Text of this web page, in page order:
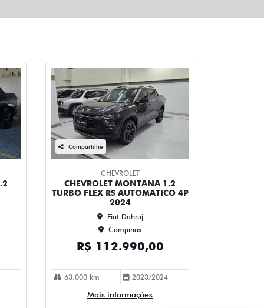
Compartilhe
CHEVROLET
CHEVROLET MONTANA 1.2
TURBO FLEX RS AUTOMATICO 4P
2024
Fiat Dahruj
Campinas
R$ 112.990,00
63.000 km 2023/2024
Mais informações